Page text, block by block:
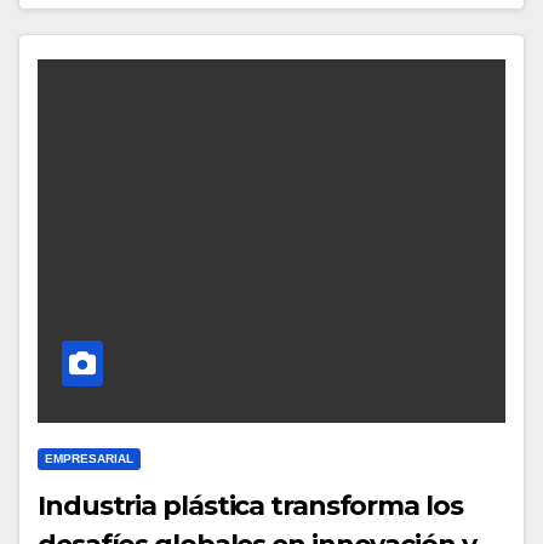
EMPRESARIAL
Industria plástica transforma los